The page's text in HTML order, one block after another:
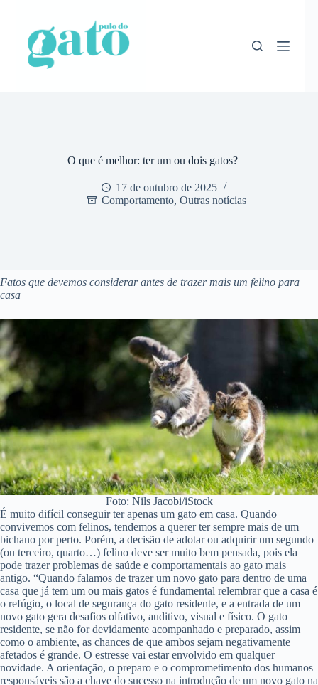
conteúdo
O que é melhor: ter um ou dois gatos?
17 de outubro de 2025
Comportamento,Outras notícias
Fatos que devemos considerar antes de trazer mais um felino para
casa
Foto: Nils Jacobi/iStock
É muito difícil conseguir ter apenas um gato em casa. Quando
convivemos com felinos, tendemos a querer ter sempre mais de um
bichano por perto. Porém, a decisão de adotar ou adquirir um segundo
(ou terceiro, quarto…) felino deve ser muito bem pensada, pois ela
pode trazer problemas de saúde e comportamentais ao gato mais
antigo. “Quando falamos de trazer um novo gato para dentro de uma
casa que já tem um ou mais gatos é fundamental relembrar que a casa é
o refúgio, o local de segurança do gato residente, e a entrada de um
novo gato gera desafios olfativo, auditivo, visual e físico. O gato
residente, se não for devidamente acompanhado e preparado, assim
como o ambiente, as chances de que ambos sejam negativamente
afetados é grande. O estresse vai estar envolvido em qualquer
novidade. A orientação, o preparo e o comprometimento dos humanos
responsáveis são a chave do sucesso na introdução de um novo gato na